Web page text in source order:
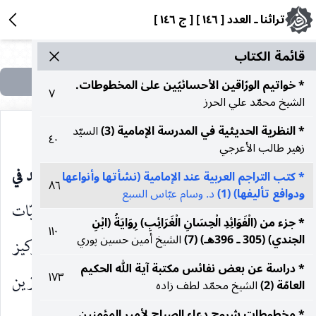
تراثنا ـ العدد [ ١٤٦ ] [ ج ١٤٦ ]
قائمة الکتاب
* خواتيم الورّاقين الأحسائيّين علىٰ المخطوطات.
الشيخ محمّد علي الحرز
٧
* النظرية الحديثية في المدرسة الإمامية (3) السيّد
زهير طالب الأعرجي
٤٠
* كتب التراجم العربية عند الإمامية (نشأتها وأنواعها
ودوافع تأليفها) (1) د. وسام عبّاس السبع
٨٦
* جزء من (الْفَوَائِدِ الْحِسَانِ الْغَرَائِبِ) رِوَايَةُ (ابْنِ
الجندي) (305 ـ 396هـ) (7) الشيخ أمين حسين پوري
١١٠
* دراسة عن بعض نفائس مكتبة آية الله الحكيم
العامّة (2) الشيخ محمّد لطف زاده
١٧٣
الثامن ، أو أعلام قم في القرن التاسع ، أو مشاهير الهند في
القرن العاشر. وتغطّي هذه الأعمال في الغالب شخصيّات
تنتمي لجميع التخصّصات ، وإن كان يغلب عليها التركيز
علىٰ حملة الحديث والمشتغلين بالعلوم الشرعية والمبرّزين